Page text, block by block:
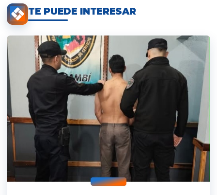
TE PUEDE INTERESAR